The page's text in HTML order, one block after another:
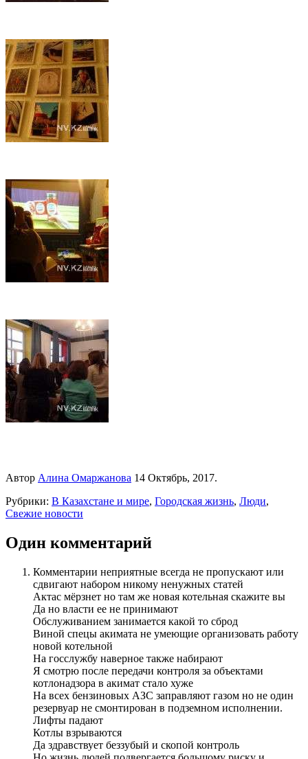
Автор Алина Омаржанова 14 Октябрь, 2017.
Рубрики: В Казахстане и мире, Городская жизнь, Люди,
Свежие новости
Один комментарий
Комментарии неприятные всегда не пропускают или
сдвигают набором никому ненужных статей
Актас мёрзнет но там же новая котельная скажите вы
Да но власти ее не принимают
Обслуживанием занимается какой то сброд
Виной спецы акимата не умеющие организовать работу
новой котельной
На госслужбу наверное также набирают
Я смотрю после передачи контроля за объектами
котлонадзора в акимат стало хуже
На всех бензиновых АЗС заправляют газом но не один
резервуар не смонтирован в подземном исполнении.
Лифты падают
Котлы взрываются
Да здравствует беззубый и скопой контроль